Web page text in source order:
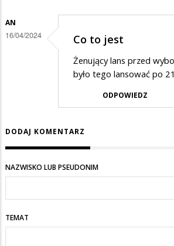
AN
16/04/2024 Co to jest
Żenujący lans przed
było tego lansować po 21
ODPOWIEDZ
DODAJ KOMENTARZ
NAZWISKO LUB PSEUDONIM
TEMAT